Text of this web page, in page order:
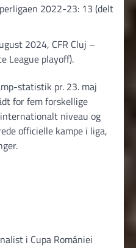
2022-23: 13 (delt
2024, CFR Cluj –
League playoff).
statistik pr. 23. maj
for fem forskellige
niveau og
officielle kampe i liga,
i Cupa României